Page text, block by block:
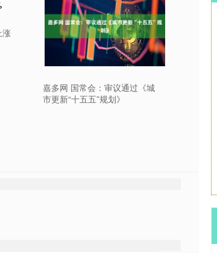
涨
嘉多网 国常会：审议通过《城
市更新“十五五”规划》